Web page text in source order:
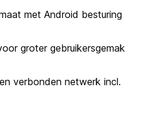
met Android besturing
groter gebruikersgemak
verbonden netwerk incl.